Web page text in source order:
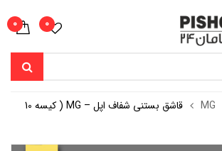
0
0
MG
قاشق بستنی شفاف اپل – MG ( کیسه 10